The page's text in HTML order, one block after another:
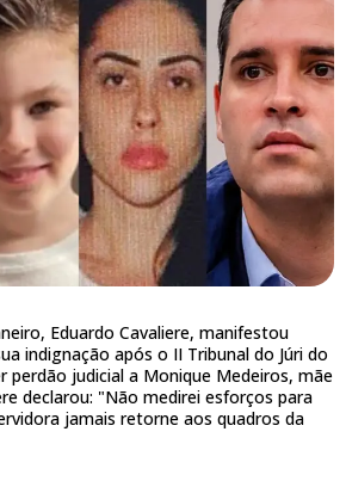
Eduardo Cavaliere, manifestou
indignação após o II Tribunal do Júri do
perdão judicial a Monique Medeiros, mãe
declarou: "Não medirei esforços para
jamais retorne aos quadros da